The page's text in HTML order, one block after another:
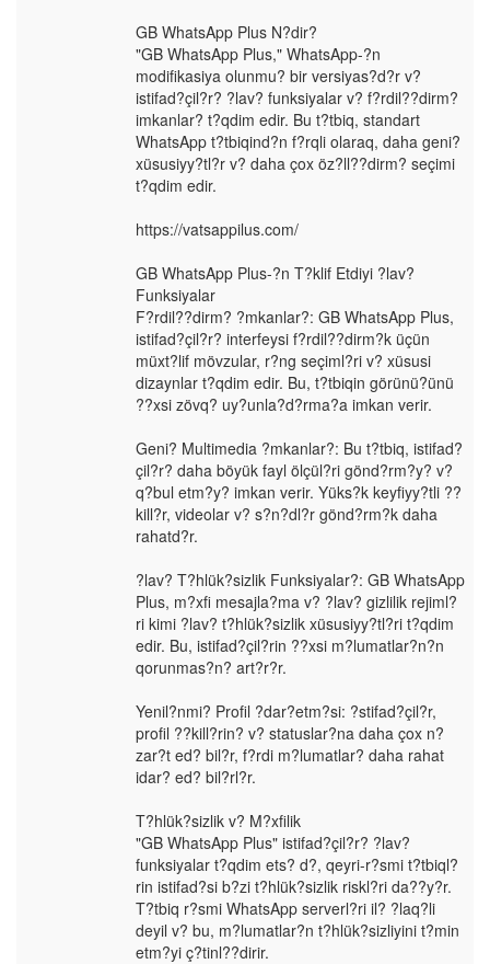
GB WhatsApp Plus N?dir?
"GB WhatsApp Plus," WhatsApp-?n
modifikasiya olunmu? bir versiyas?d?r v?
istifad?çil?r? ?lav? funksiyalar v? f?rdil??dirm?
imkanlar? t?qdim edir. Bu t?tbiq, standart
WhatsApp t?tbiqind?n f?rqli olaraq, daha geni?
xüsusiyy?tl?r v? daha çox öz?ll??dirm? seçimi
t?qdim edir.
https://vatsappilus.com/
GB WhatsApp Plus-?n T?klif Etdiyi ?lav?
Funksiyalar
F?rdil??dirm? ?mkanlar?: GB WhatsApp Plus,
istifad?çil?r? interfeysi f?rdil??dirm?k üçün
müxt?lif mövzular, r?ng seçiml?ri v? xüsusi
dizaynlar t?qdim edir. Bu, t?tbiqin görünü?ünü
??xsi zövq? uy?unla?d?rma?a imkan verir.
Geni? Multimedia ?mkanlar?: Bu t?tbiq, istifad?
çil?r? daha böyük fayl ölçül?ri gönd?rm?y? v?
q?bul etm?y? imkan verir. Yüks?k keyfiyy?tli ??
kill?r, videolar v? s?n?dl?r gönd?rm?k daha
rahatd?r.
?lav? T?hlük?sizlik Funksiyalar?: GB WhatsApp
Plus, m?xfi mesajla?ma v? ?lav? gizlilik rejiml?
ri kimi ?lav? t?hlük?sizlik xüsusiyy?tl?ri t?qdim
edir. Bu, istifad?çil?rin ??xsi m?lumatlar?n?n
qorunmas?n? art?r?r.
Yenil?nmi? Profil ?dar?etm?si: ?stifad?çil?r,
profil ??kill?rin? v? statuslar?na daha çox n?
zar?t ed? bil?r, f?rdi m?lumatlar? daha rahat
idar? ed? bil?rl?r.
T?hlük?sizlik v? M?xfilik
"GB WhatsApp Plus" istifad?çil?r? ?lav?
funksiyalar t?qdim ets? d?, qeyri-r?smi t?tbiql?
rin istifad?si b?zi t?hlük?sizlik riskl?ri da??y?r.
T?tbiq r?smi WhatsApp serverl?ri il? ?laq?li
deyil v? bu, m?lumatlar?n t?hlük?sizliyini t?min
etm?yi ç?tinl??dirir.